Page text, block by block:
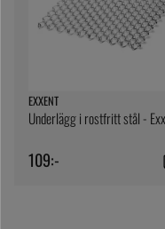
EXXENT
Underlägg i rostfritt stål -
109:-